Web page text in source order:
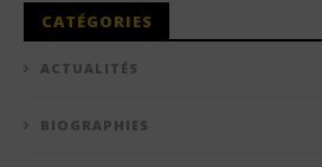
CATÉGORIES
ACTUALITÉS
BIOGRAPHIES